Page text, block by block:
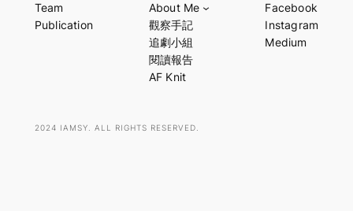
r
Team
Publication
About Me
觀察手記
追劇小組
閱讀報告
AF Knit
Facebook
Instagram
Medium
2024 IAMSY. ALL RIGHTS RESERVED.